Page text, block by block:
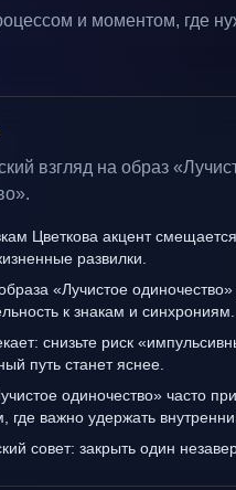
и моментом, где
взгляд на образ
Цветкова акцент
развилки.
«Лучистое одиночество»
к знакам и синхрониям.
снизьте риск
путь станет яснее.
одиночество» часто
где важно удержать
совет: закрыть один